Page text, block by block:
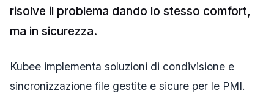
risolve il problema dando lo stesso comfort,
ma in sicurezza.
Kubee implementa soluzioni di condivisione e
sincronizzazione file gestite e sicure per le PMI.